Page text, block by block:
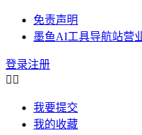
免责声明
墨鱼AI工具导航站营
登录注册
 
我要提交
我的收藏